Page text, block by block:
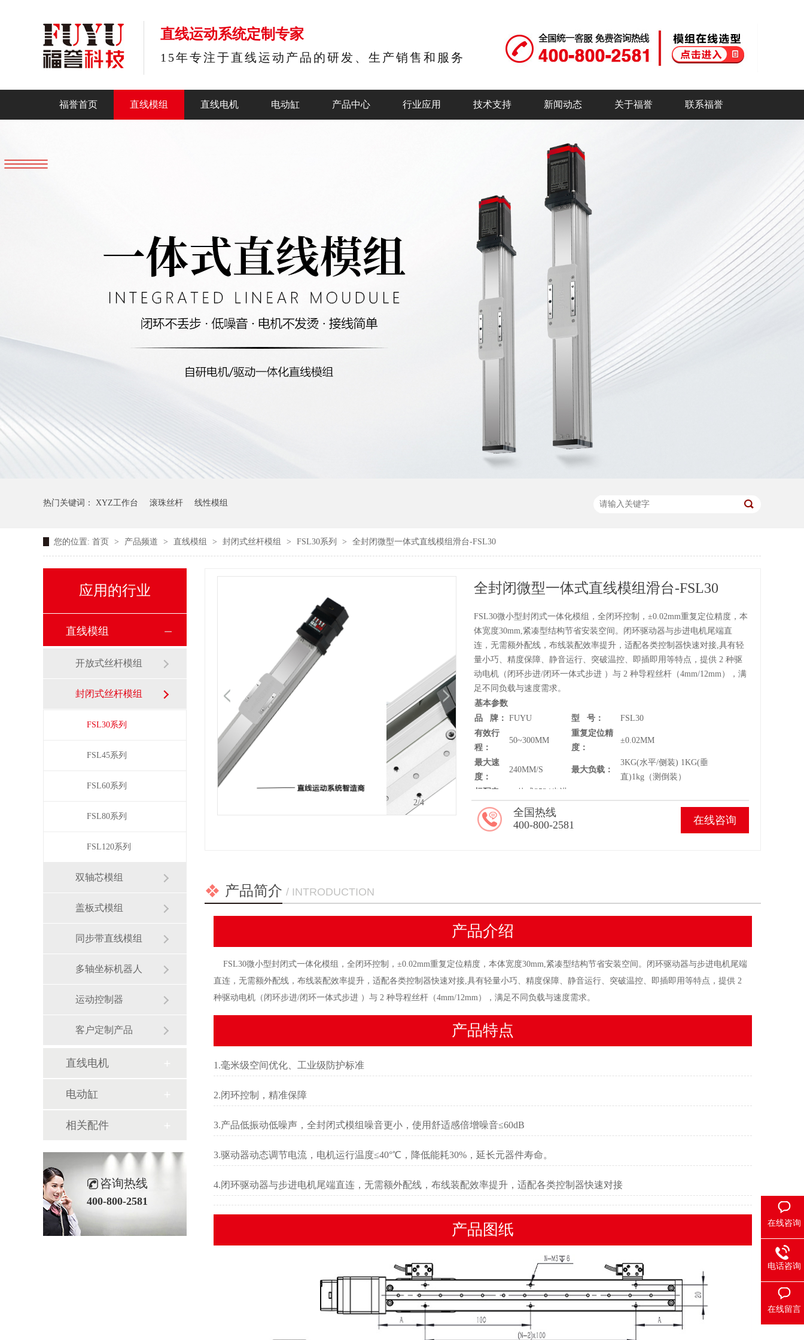
直线运动系统定制专家
15年专注于直线运动产品的研发、生产销售和服务
福誉首页 直线模组 直线电机 电动缸 产品中心 行业应用 技术支持 新闻动态 关于福誉 联系福誉
热门关键词： XYZ工作台 滚珠丝杆 线性模组
您的位置: 首页 > 产品频道 > 直线模组 > 封闭式丝杆模组 > FSL30系列 > 全封闭微型一体式直线模组滑台-FSL30
应用的行业
直线模组
开放式丝杆模组
封闭式丝杆模组
FSL30系列
FSL45系列
FSL60系列
FSL80系列
FSL120系列
双轴芯模组
盖板式模组
同步带直线模组
多轴坐标机器人
运动控制器
客户定制产品
直线电机
电动缸
相关配件
咨询热线
400-800-2581
2/4
全封闭微型一体式直线模组滑台-FSL30
FSL30微小型封闭式一体化模组，全闭环控制，±0.02mm重复定位精度，本
体宽度30mm,紧凑型结构节省安装空间。闭环驱动器与步进电机尾端直
连，无需额外配线，布线装配效率提升，适配各类控制器快速对接,具有轻
量小巧、精度保障、静音运行、突破温控、即插即用等特点，提供 2 种驱
动电机（闭环步进/闭环一体式步进 ）与 2 种导程丝杆（4mm/12mm），满
足不同负载与速度需求。
基本参数
品 牌：
FUYU 型 号：
FSL30
有效行
程：
50~300MM
重复定位精
度：
±0.02MM
最大速
度：
240MM/S 最大负载：
3KG(水平/侧装) 1KG(垂
直)1kg（测倒装）
标配电
机：
一体式3534步进
电机
丝杆类型： 滚珠丝杆（直径8MM）
在线咨询
全国热线
400-800-2581
产品简介 / INTRODUCTION
产品介绍
FSL30微小型封闭式一体化模组，全闭环控制，±0.02mm重复定位精度，本体宽度30mm,紧凑型结构节省安装空间。闭环驱动器与步进电机尾端
直连，无需额外配线，布线装配效率提升，适配各类控制器快速对接,具有轻量小巧、精度保障、静音运行、突破温控、即插即用等特点，提供 2
种驱动电机（闭环步进/闭环一体式步进 ）与 2 种导程丝杆（4mm/12mm），满足不同负载与速度需求。
产品特点
1.毫米级空间优化、工业级防护标准
2.闭环控制， 精准保障
3.产品低振动低噪声，全封闭式模组噪音更小，使用舒适感倍增噪音≤60dB
3.驱动器动态调节电流，电机运行温度≤40°℃，降低能耗30%，延长元器件寿命。
4.闭环驱动器与步进电机尾端直连，无需额外配线，布线装配效率提升，适配各类控制器快速对接
产品图纸 在线咨询
电话咨询
在线留言